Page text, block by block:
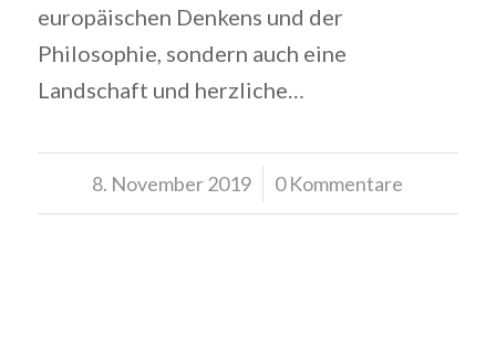
europäischen Denkens und der
Philosophie, sondern auch eine
Landschaft und herzliche…
8. November 2019
/ 0 Kommentare